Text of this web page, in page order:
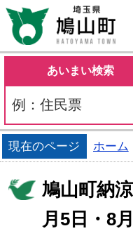
あいまい検索
現在のページ ホーム
鳩山町納
月5日・8月